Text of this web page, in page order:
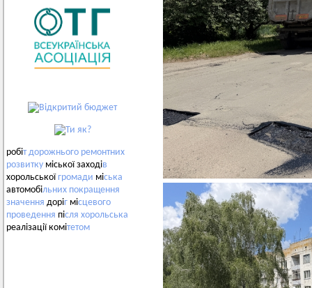
робіт дорожнього ремонтних
розвитку міської заходів
хорольськоїгромади міська
автомобільних покращення
значення доріг місцевого
проведення після хорольська
реалізації комітетом